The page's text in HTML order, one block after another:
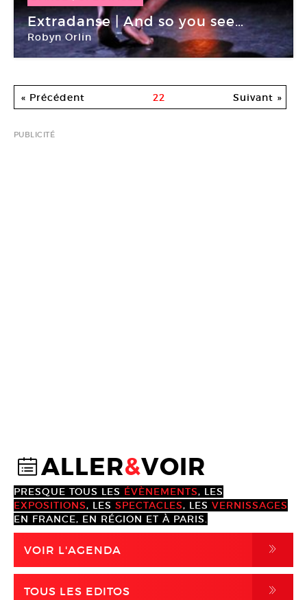
06 Avr -07 Avr 2018
Extradanse | And so you see…
Robyn Orlin
Pole-Sud CDCN Strasbourg
« Précédent 22 Suivant »
PUBLICITÉ
@ALLER&VOIR
PRESQUE TOUS LES ÉVÈNEMENTS, LES
EXPOSITIONS, LES SPECTACLES, LES VERNISSAGES
EN FRANCE, EN RÉGION ET À PARIS.
VOIR L'AGENDA ,
TOUS LES EDITOS ,